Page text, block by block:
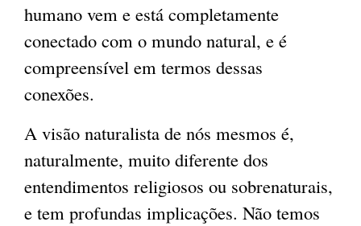
humano vem e está completamente
conectado com o mundo natural, e é
compreensível em termos dessas
conexões.
A visão naturalista de nós mesmos é,
naturalmente, muito diferente dos
entendimentos religiosos ou sobrenaturais,
e tem profundas implicações. Não temos